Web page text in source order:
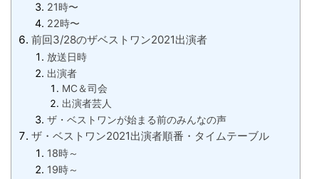
21時〜
22時〜
前回3/28のザベストワン2021出演者
放送日時
出演者
MC＆司会
出演者芸人
ザ・ベストワンが始まる前のみんなの声
ザ・ベストワン2021出演者順番・タイムテーブル
18時～
19時～